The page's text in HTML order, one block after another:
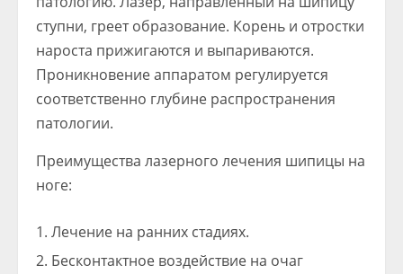
ступни, греет образование. Корень и отростки
нароста прижигаются и выпариваются.
Проникновение аппаратом регулируется
соответственно глубине распространения
патологии.
Преимущества лазерного лечения шипицы на
ноге:
Лечение на ранних стадиях.
Бесконтактное воздействие на очаг